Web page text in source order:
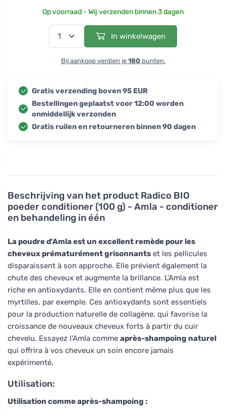
Beschrijving van het product Radico BIO
poeder conditioner (100 g) - Amla - conditioner
en behandeling in één
La poudre d'Amla est un excellent remède pour les
cheveux prématurément grisonnants et les pellicules
disparaissent à son approche. Elle prévient également la
chute des cheveux et augmente la brillance. L'Amla est
riche en antioxydants. Elle en contient même plus que les
myrtilles, par exemple. Ces antioxydants sont essentiels
pour la production naturelle de collagène, qui favorise la
croissance de nouveaux cheveux forts à partir du cuir
chevelu. Essayez l'Amla comme après-shampoing naturel
qui offrira à vos cheveux un soin encore jamais
expérimenté.
Utilisation:
Utilisation comme après-shampoing :
Op voorraad - Wij verzenden binnen 3 dagen
In winkelwagen
Bij aankoop verdien je 180punten.
Gratis verzending boven 95 EUR
Bestellingen geplaatst voor 12:00 worden
onmiddellijk verzonden
Gratis ruilen en retourneren binnen 90 dagen